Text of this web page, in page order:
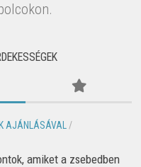
AJÁNLÁSÁVAL
/
amiket a zsebedben